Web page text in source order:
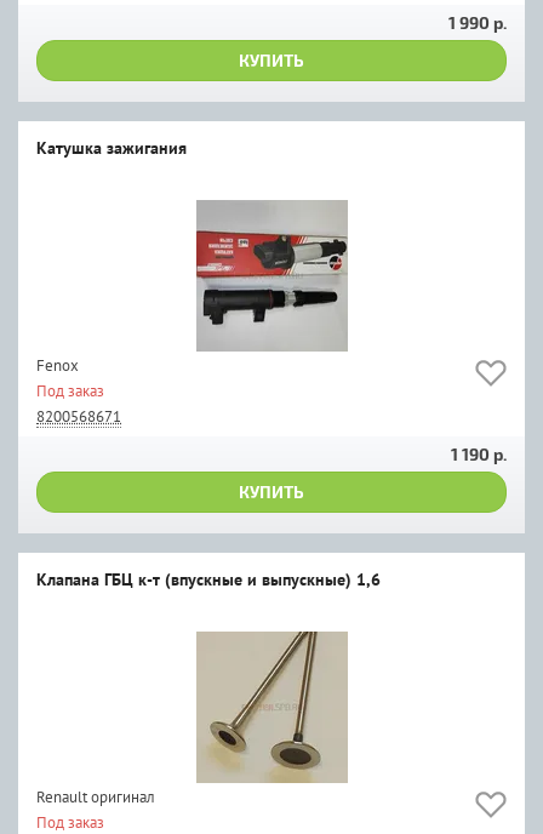
1 990 р.
КУПИТЬ
Катушка зажигания
Fenox
Под заказ
8200568671
1 190 р.
КУПИТЬ
Клапана ГБЦ к-т (впускные и выпускные) 1,6
Renault оригинал
Под заказ